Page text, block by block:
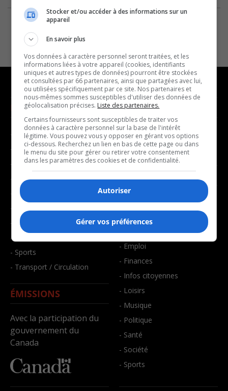
NOUVELLES
- Affaires municipales
- Communauté / Social
- Culture
- Économie
- Éducation
- Environnement
- Faits divers
- Santé et bien-être
- Sports
- Transport / Circulation
ÉMISSIONS
Avec la participation du
gouvernement du
Canada
MUSIQUE
- Décompte franco
- Joué récemment
BALADOS
- Affaires
- Art de vivre
- Bien-être
- Emploi
- Finances
- Infos citoyennes
- Loisirs
- Musique
- Politique
- Santé
- Société
- Sports
Stocker et/ou accéder à des informations sur un
appareil
En savoir plus
Vos données à caractère personnel seront traitées, et les
informations liées à votre appareil (cookies, identifiants
uniques et autres types de données) pourront être stockées
et consultées par 66 partenaires, ainsi que partagées avec lui,
ou utilisées spécifiquement par ce site. Nos partenaires et
nous-mêmes sommes susceptibles d'utiliser des données de
géolocalisation précises. Liste des partenaires.
Certains fournisseurs sont susceptibles de traiter vos
données à caractère personnel sur la base de l'intérêt
légitime. Vous pouvez vous y opposer en gérant vos options
ci-dessous. Recherchez un lien en bas de cette page ou dans
le menu du site pour gérer ou retirer votre consentement
dans les paramètres des cookies et de confidentialité.
Autoriser
Gérer vos préférences